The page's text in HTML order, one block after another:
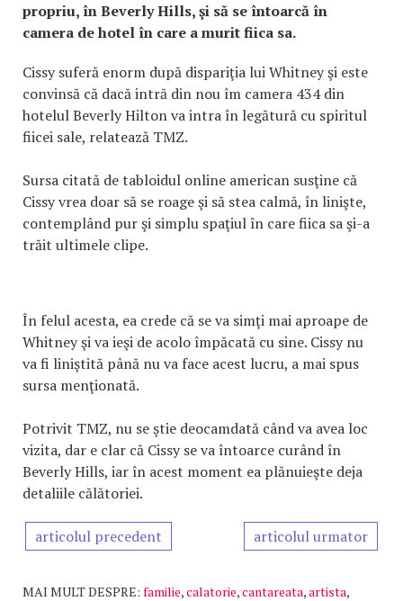
propriu, în Beverly Hills, şi să se întoarcă în
camera de hotel în care a murit fiica sa.
Cissy suferă enorm după dispariţia lui Whitney şi este
convinsă că dacă intră din nou îm camera 434 din
hotelul Beverly Hilton va intra în legătură cu spiritul
fiicei sale, relatează TMZ.
Sursa citată de tabloidul online american susţine că
Cissy vrea doar să se roage şi să stea calmă, în linişte,
contemplând pur şi simplu spaţiul în care fiica sa şi-a
trăit ultimele clipe.
În felul acesta, ea crede că se va simţi mai aproape de
Whitney şi va ieşi de acolo împăcată cu sine. Cissy nu
va fi liniştită până nu va face acest lucru, a mai spus
sursa menţionată.
Potrivit TMZ, nu se ştie deocamdată când va avea loc
vizita, dar e clar că Cissy se va întoarce curând în
Beverly Hills, iar în acest moment ea plănuieşte deja
detaliile călătoriei.
articolul precedent articolul urmator
MAI MULT DESPRE: familie,calatorie,cantareata,artista,